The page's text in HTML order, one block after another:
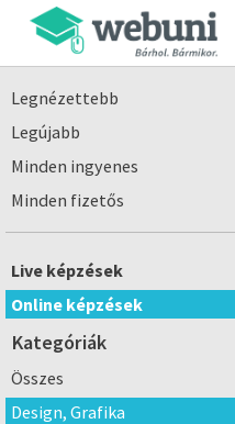
Legnézettebb
Legújabb
Minden ingyenes
Minden fizetős
Live képzések
Online képzések
Kategóriák
Összes
Design, Grafika